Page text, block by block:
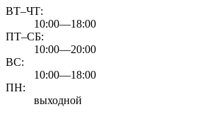
ВТ–ЧТ:
10:00—18:00
ПТ–СБ:
10:00—20:00
ВС:
10:00—18:00
ПН:
выходной